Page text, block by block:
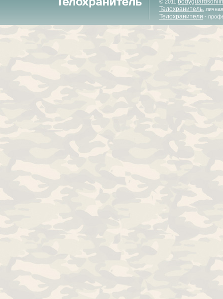
© 2011
Телохранитель ,
Телохранители -